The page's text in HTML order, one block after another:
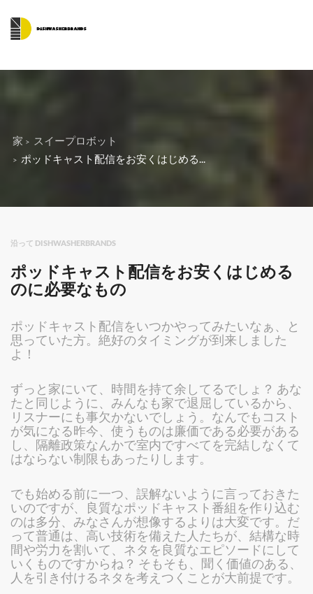
家
スイープロボット
ポッドキャスト配信をお安くはじめる...
沿って DISHWASHERBRANDS
ポッドキャスト配信をお安くはじめる
のに必要なもの
ポッドキャスト配信をいつかやってみたいなぁ、と
思っていた方。絶好のタイミングが到来しました
よ！
ずっと家にいて、時間を持て余してるでしょ？ あな
たと同じように、みんなも家で退屈しているから、
リスナーにも事欠かないでしょう。なんでもコスト
が気になる昨今、使うものは廉価である必要がある
し、隔離政策なんかで室内ですべてを完結しなくて
はならない制限もあったりします。
でも始める前に一つ、誤解ないように言っておきた
いのですが、良質なポッドキャスト番組を作り込む
のは多分、みなさんが想像するよりは大変です。だ
って普通は、高い技術を備えた人たちが、結構な時
間や労力を割いて、ネタを良質なエピソードにして
いくものですからね？ そもそも、聞く価値のある、
人を引き付けるネタを考えつくことが大前提です。